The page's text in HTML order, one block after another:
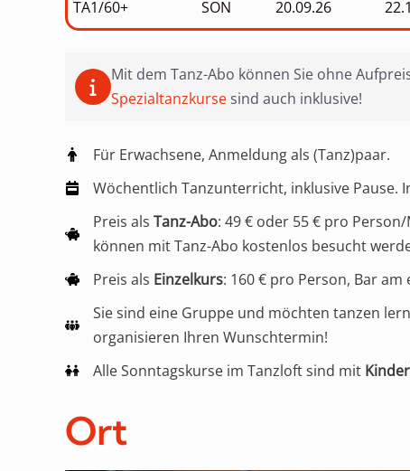
TA1/60+
SON 20.09.26
Mit dem Tanz-Abo können Sie ohne
Spezialtanzkurse sind auch inklusive!
Für Erwachsene, Anmeldung als (Tanz)paar.
Wöchentlich Tanzunterricht, inklusive Pause.
Preis als Tanz-Abo: 49 € oder 55 € pro
können mit Tanz-Abo kostenlos besucht
Preis als Einzelkurs: 160 € pro Person, Bar
Sie sind eine Gruppe und möchten tanzen
organisieren Ihren Wunschtermin!
Alle Sonntagskurse im Tanzloft sind mit
Ort